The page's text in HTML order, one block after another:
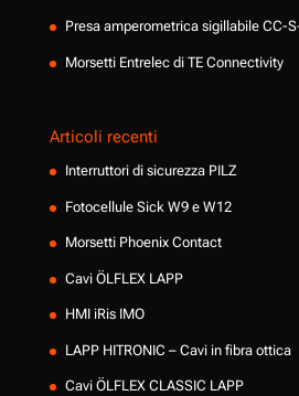
Presa amperometrica sigillabile CC-
Morsetti Entrelec di TE Connectivity
Articoli recenti
Interruttori di sicurezza PILZ
Fotocellule Sick W9 e W12
Morsetti Phoenix Contact
Cavi ÖLFLEX LAPP
HMI iRis IMO
LAPP HITRONIC – Cavi in fibra ottica
Cavi ÖLFLEX CLASSIC LAPP